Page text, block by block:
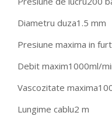
Diametru duza1.5 mm
Presiune maxima in
Debit maxim1000ml/
Vascozitate maxima
Lungime cablu2 m